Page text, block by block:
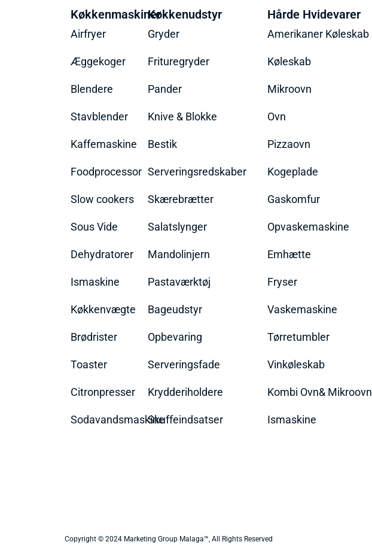
Køkkenmaskiner
Airfryer
Æggekoger
Blendere
Stavblender
Kaffemaskine
Foodprocessor
Slow cookers
Sous Vide
Dehydratorer
Ismaskine
Køkkenvægte
Brødrister
Toaster
Citronpresser
Sodavandsmaskine
Køkkenudstyr
Gryder
Frituregryder
Pander
Knive & Blokke
Bestik
Serveringsredskaber
Skærebrætter
Salatslynger
Mandolinjern
Pastaværktøj
Bageudstyr
Opbevaring
Serveringsfade
Krydderiholdere
Skuffeindsatser
Hårde Hvidevarer
Amerikaner Køleskab
Køleskab
Mikroovn
Ovn
Pizzaovn
Kogeplade
Gaskomfur
Opvaskemaskine
Emhætte
Fryser
Vaskemaskine
Tørretumbler
Vinkøleskab
Kombi Ovn& Mikroovn
Ismaskine
Copyright © 2024 Marketing Group Malaga™, All Rights Reserved